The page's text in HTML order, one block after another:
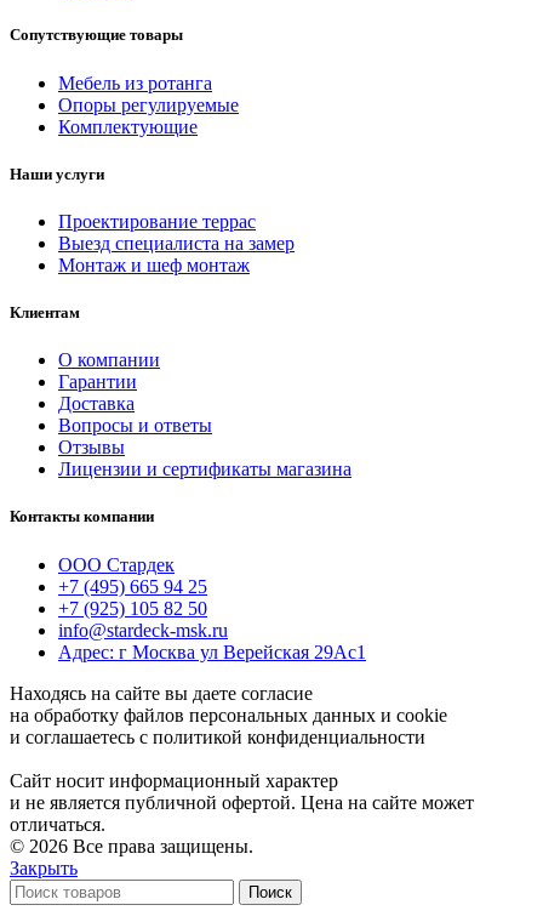
Сопутствующие товары
Мебель из ротанга
Опоры регулируемые
Комплектующие
Наши услуги
Проектирование террас
Выезд специалиста на замер
Монтаж и шеф монтаж
Клиентам
О компании
Гарантии
Доставка
Вопросы и ответы
Отзывы
Лицензии и сертификаты магазина
Контакты компании
ООО Стардек
+7 (495) 665 94 25
+7 (925) 105 82 50
info@stardeck-msk.ru
Адрес: г Москва ул Верейская 29Ас1
Находясь на сайте вы даете согласие
на обработку файлов персональных данных и cookie
и соглашаетесь с политикой конфиденциальности
Сайт носит информационный характер
и не является публичной офертой. Цена на сайте может
отличаться.
© 2026 Все права защищены.
Закрыть
Поиск